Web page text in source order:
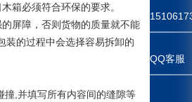
箱必须符合环保的要求。
屏障，否则货物的质量就不能
装的过程中会选择容易拆卸的
撞,并填写所有内容间的缝隙等
QQ客服